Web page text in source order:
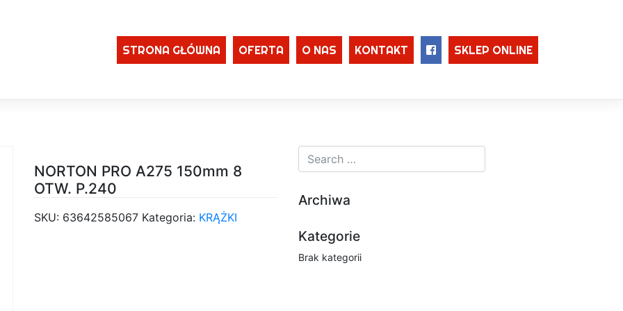
STRONA GŁÓWNA OFERTA O NAS KONTAKT SKLEP ONLINE
NORTON PRO A275 150mm 8
OTW. P.240
SKU: 63642585067 Kategoria: KRĄŻKI
Archiwa
Kategorie
Brak kategorii